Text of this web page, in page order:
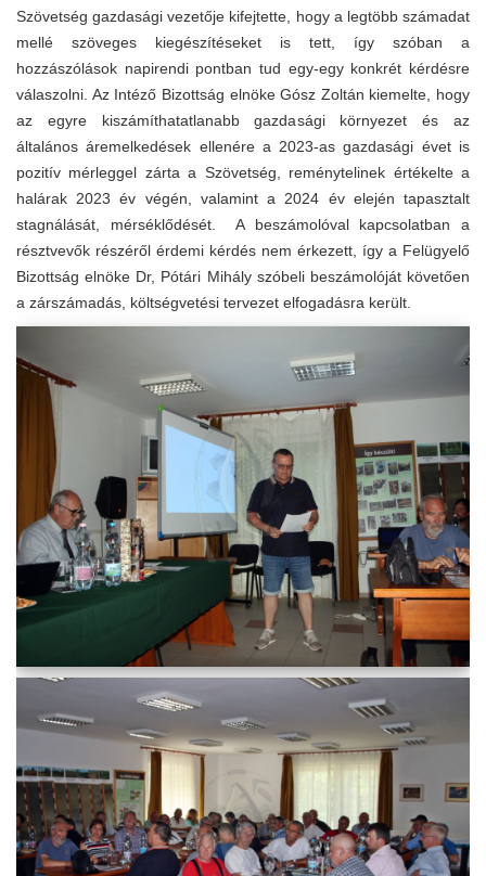
Szövetség gazdasági vezetője kifejtette, hogy a legtöbb számadat
mellé szöveges kiegészítéseket is tett, így szóban a
hozzászólások napirendi pontban tud egy-egy konkrét kérdésre
válaszolni. Az Intéző Bizottság elnöke Gósz Zoltán kiemelte, hogy
az egyre kiszámíthatatlanabb gazdasági környezet és az
általános áremelkedések ellenére a 2023-as gazdasági évet is
pozitív mérleggel zárta a Szövetség, reménytelinek értékelte a
halárak 2023 év végén, valamint a 2024 év elején tapasztalt
stagnálását, mérséklődését. A beszámolóval kapcsolatban a
résztvevők részéről érdemi kérdés nem érkezett, így a Felügyelő
Bizottság elnöke Dr, Pótári Mihály szóbeli beszámolóját követően
a zárszámadás, költségvetési tervezet elfogadásra került.